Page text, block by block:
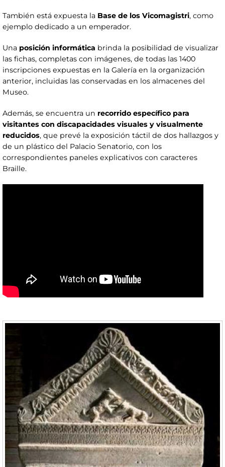
También está expuesta la Base de los Vicomagistri, como
ejemplo dedicado a un emperador.
Una posición informática brinda la posibilidad de visualizar
las fichas, completas con imágenes, de todas las 1400
inscripciones expuestas en la Galería en la organización
anterior, incluidas las conservadas en los almacenes del
Museo.
Además, se encuentra un recorrido específico para
visitantes con discapacidades visuales y visualmente
reducidos, que prevé la exposición táctil de dos hallazgos y
de un plástico del Palacio Senatorio, con los
correspondientes paneles explicativos con caracteres
Braille.